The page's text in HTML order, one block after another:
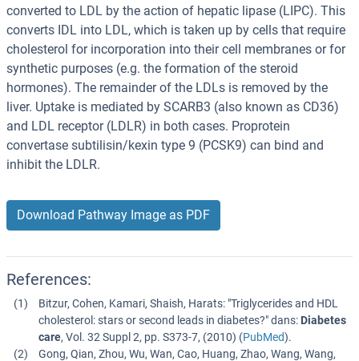
converted to LDL by the action of hepatic lipase (LIPC). This
converts IDL into LDL, which is taken up by cells that require
cholesterol for incorporation into their cell membranes or for
synthetic purposes (e.g. the formation of the steroid
hormones). The remainder of the LDLs is removed by the
liver. Uptake is mediated by SCARB3 (also known as CD36)
and LDL receptor (LDLR) in both cases. Proprotein
convertase subtilisin/kexin type 9 (PCSK9) can bind and
inhibit the LDLR.
Download Pathway Image as PDF
References:
Bitzur, Cohen, Kamari, Shaish, Harats: "Triglycerides and HDL
cholesterol: stars or second leads in diabetes?" dans: Diabetes
care, Vol. 32 Suppl 2, pp. S373-7, (2010) (PubMed).
Gong, Qian, Zhou, Wu, Wan, Cao, Huang, Zhao, Wang, Wang,